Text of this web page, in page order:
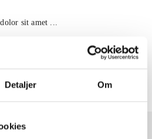
Detaljer Om
sit amet ...